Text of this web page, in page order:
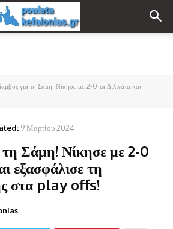
για τη Σάμη! Νίκησε με 2-0 τα Διλινάτα και
9 Μαρτίου 2024
τη Σάμη! Νίκησε με 2-0
εξασφάλισε τη
στα play offs!